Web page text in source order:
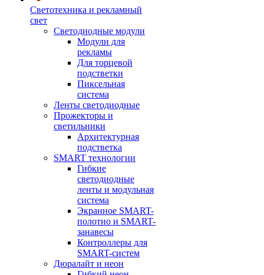
Светотехника и рекламный
свет
Светодиодные модули
Модули для
рекламы
Для торцевой
подстветки
Пиксельная
система
Ленты светодиодные
Прожекторы и
светильники
Архитектурная
подстветка
SMART технологии
Гибкие
светодиодные
ленты и модульная
система
Экранное SMART-
полотно и SMART-
занавесы
Контроллеры для
SMART-систем
Дюралайт и неон